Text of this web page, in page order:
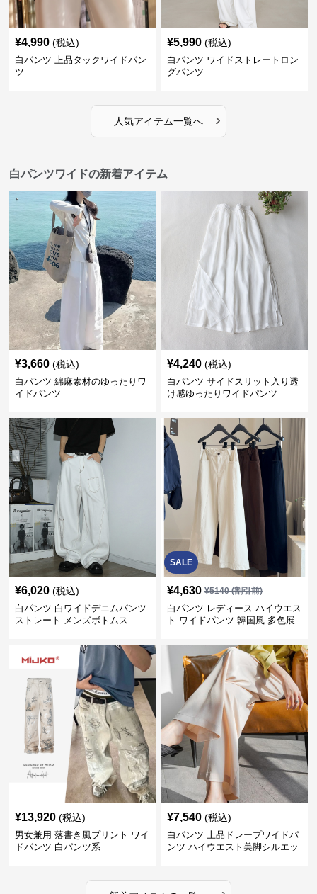
¥4,990 (税込)
白パンツ 上品タックワイドパン
ツ
¥5,990 (税込)
白パンツ ワイドストレートロン
グパンツ
人気アイテム一覧へ ›
白パンツワイドの新着アイテム
¥3,660 (税込)
白パンツ 綿麻素材のゆったりワ
イドパンツ
¥4,240 (税込)
白パンツ サイドスリット入り透
け感ゆったりワイドパンツ
¥6,020 (税込)
白パンツ 白ワイドデニムパンツ
ストレート メンズボトムス
SALE
¥4,630 ¥5140(割引前)
白パンツ レディース ハイウエス
ト ワイドパンツ 韓国風 多色展
¥13,920 (税込)
男女兼用 落書き風プリント ワイ
ドパンツ 白パンツ系
¥7,540 (税込)
白パンツ 上品ドレープワイドパ
ンツ ハイウエスト美脚シルエッ